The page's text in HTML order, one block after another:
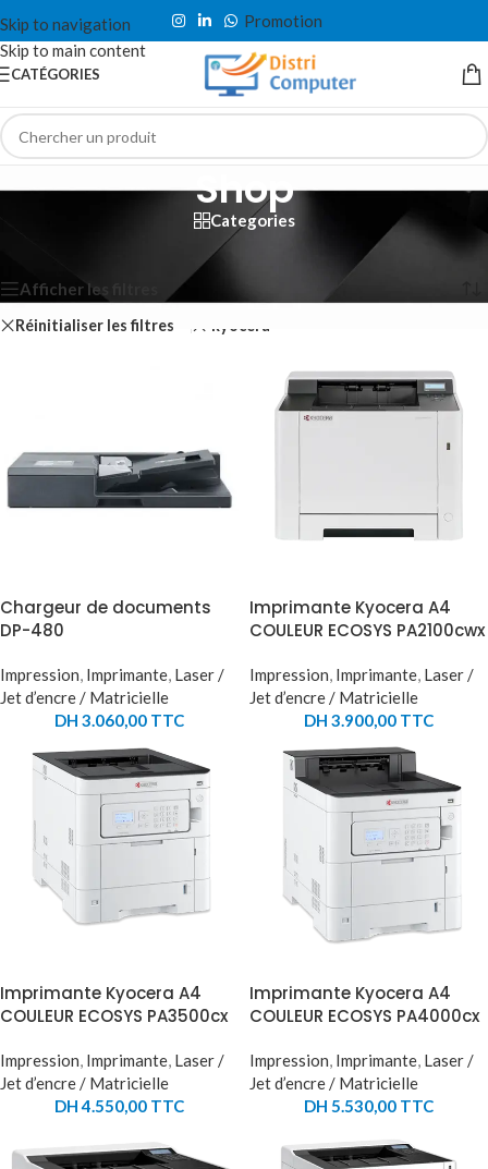
Skip to navigation
Skip to main content
Promotion
CATÉGORIES
Shop
Categories
Affichage de 1–12 sur 36 résultats
Afficher les filtres
Réinitialiser les filtres kyocera
Chargeur de documents
DP-480
Impression, Imprimante, Laser /
Jet d’encre / Matricielle
DH 3.060,00 TTC
Imprimante Kyocera A4
COULEUR ECOSYS PA2100cwx
Impression, Imprimante, Laser /
Jet d’encre / Matricielle
DH 3.900,00 TTC
Imprimante Kyocera A4
COULEUR ECOSYS PA3500cx
Impression, Imprimante, Laser /
Jet d’encre / Matricielle
DH4.550,00 TTC
Imprimante Kyocera A4
COULEUR ECOSYS PA4000cx
Impression, Imprimante, Laser /
Jet d’encre / Matricielle
DH 5.530,00 TTC